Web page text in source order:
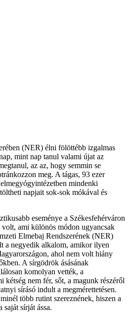
(NER) élni fölöttébb izgalmas
mint nap tanul valami újat az
az az, hogy semmin se
meg. A tágas, 93 ezer
mindenki
napjait sok-sok mókával és
eseménye a Székesfehérváron
volt, ami különös módon ugyancsak
Elmebaj Rendszerének (NER)
a negyedik alkalom, amikor ilyen
ahol nem volt hiány
A sírgödrök ásásának
komolyan vették, a
kétség nem fér, sőt, a magunk részéről
sírásó indult a megmérettetésen.
több rutint szereznének, hiszen a
saját sírját ássa.